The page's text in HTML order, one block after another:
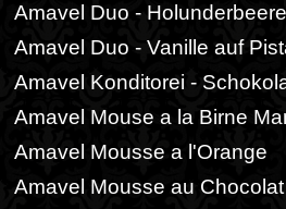
Amavel Duo -
Amavel Duo - Vanille auf
Amavel Konditorei -
Amavel Mouse a la Birne
Amavel Mousse a l'Orange
Amavel Mousse au